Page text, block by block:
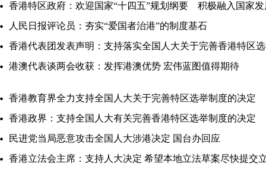
香港特区政府：欢迎国家“十四五”规划纲要 积极融入国家发
人民日报评论员：夯实“爱国者治港”的制度基石
香港代表团发表声明：支持落实全国人大关于完善香港特区
港澳代表谈两会收获：发挥港澳优势 宏伟蓝图值得期待
香港教育界全力支持全国人大关于完善特区选举制度的决定
香港政界：支持全国人大有关完善香港特区选举制度的决定
民进党当局恶意攻击全国人大涉港决定 国台办回应
香港立法会主席：支持人大决定 希望本地立法草案尽快提交